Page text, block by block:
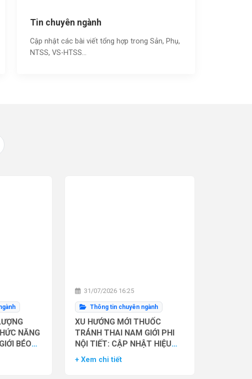
Tin chuyên ngành
Cập nhật các bài viết tổng hợp trong Sản, Phụ,
NTSS, VS-HTSS...
NĂNG
BÉO
VẬN
31/07/2026 16:25
Thông tin chuyên ngành
XU HƯỚNG MỚI THUỐC
TRÁNH THAI NAM GIỚI PHI
NỘI TIẾT: CẬP NHẬT HIỆU
QUẢ THỬ NGHIỆM LÂM
+ Xem chi tiết